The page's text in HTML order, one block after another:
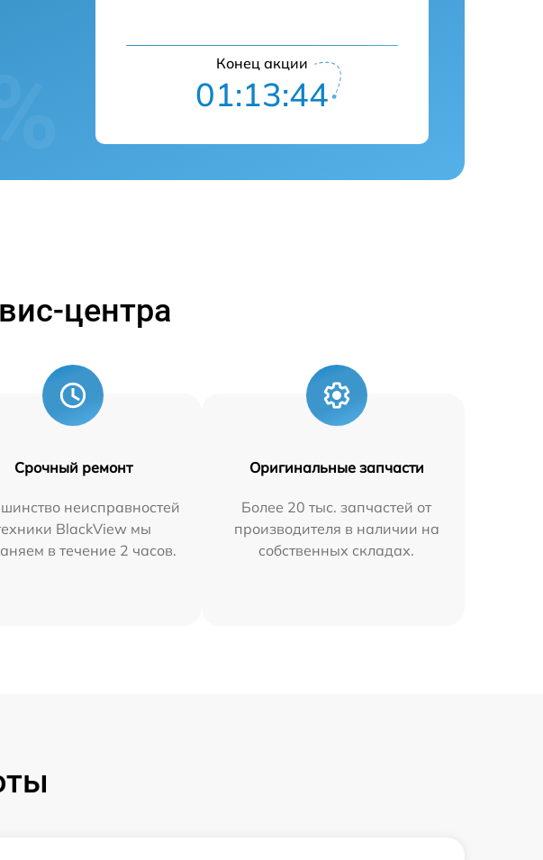
Конец акции
01:13:43
центра
Срочный ремонт
неисправностей
BlackView мы
в течение 2 часов.
Оригинальные запчасти
Более 20 тыс. запчастей от
производителя в наличии на
собственных складах.